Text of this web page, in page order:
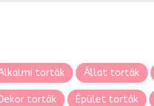
torták Állat torták
Dekor torták Épület torták